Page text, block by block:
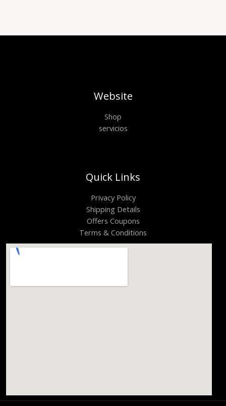
Website
Shop
servicios
Quick Links
Privacy Policy
Shipping Details
Offers Coupons
Terms & Conditions